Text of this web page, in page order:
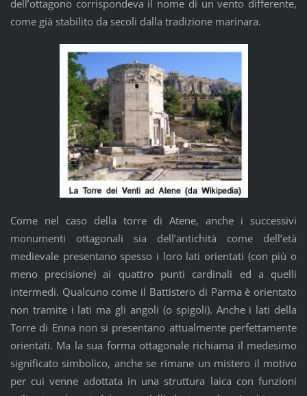
dell’ottagono corrispondeva il nome di un vento differente,
come già stabilito da secoli dalla tradizione marinara.
Come nel caso della torre di Atene, anche i successivi
monumenti ottagonali sia dell’antichità come dell’età
medievale presentano spesso i loro lati orientati (con più o
meno precisione) ai quattro punti cardinali ed a quelli
intermedi. Qualcuno come il Battistero di Parma è orientato
non tramite i lati ma gli angoli (o spigoli). Anche i lati della
Torre di Enna non si presentano attualmente perfettamente
orientati. Ma la sua forma ottagonale richiama il medesimo
significato simbolico, anche se rimane un mistero il motivo
per cui venne adottata in una struttura laica con funzioni